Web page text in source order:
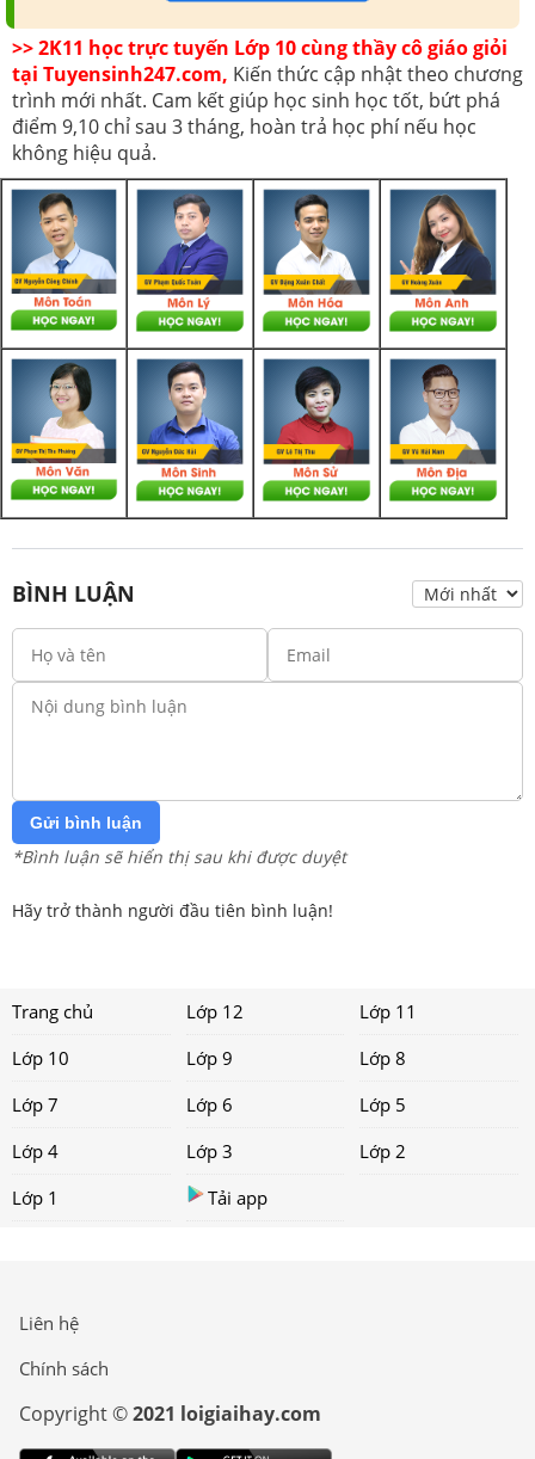
>> 2K11 học trực tuyến Lớp 10 cùng thầy cô giáo giỏi
tại Tuyensinh247.com, Kiến thức cập nhật theo chương
trình mới nhất. Cam kết giúp học sinh học tốt, bứt phá
điểm 9,10 chỉ sau 3 tháng, hoàn trả học phí nếu học
không hiệu quả.
BÌNH LUẬN
Gửi bình luận
*Bình luận sẽ hiển thị sau khi được duyệt
Hãy trở thành người đầu tiên bình luận!
Trang chủ Lớp 12
Lớp 11
Lớp 10
Lớp 9
Lớp 8
Lớp 7
Lớp 6
Lớp 5
Lớp 4
Lớp 3
Lớp 2
Lớp 1
Tải app
Liên hệ
Chính sách
Copyright ©2021 loigiaihay.com